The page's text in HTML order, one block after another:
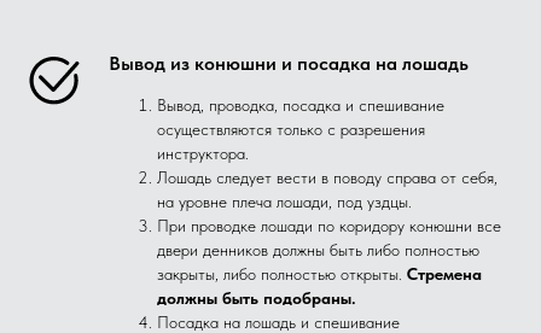
Вывод из конюшни и посадка на лошадь
Вывод, проводка, посадка и спешивание
осуществляются только с разрешения
инструктора.
Лошадь следует вести в поводу справа от себя,
на уровне плеча лошади, под уздцы.
При проводке лошади по коридору конюшни все
двери денников должны быть либо полностью
закрыты, либо полностью открыты. Стремена
должны быть подобраны.
Посадка на лошадь и спешивание